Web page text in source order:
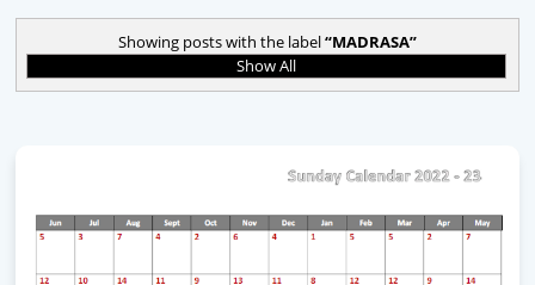
Showing posts with the label MADRASA
Show All